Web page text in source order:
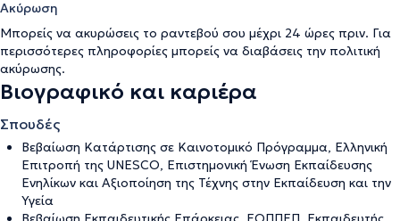
Ακύρωση
Μπορείς να ακυρώσεις το ραντεβού σου μέχρι 24 ώρες πριν. Για
περισσότερες πληροφορίες μπορείς να διαβάσεις την πολιτική
ακύρωσης.
Βιογραφικό και καριέρα
Σπουδές
Βεβαίωση Κατάρτισης σε Καινοτομικό Πρόγραμμα, Ελληνική
Επιτροπή της UNESCO, Επιστημονική Ένωση Εκπαίδευσης
Ενηλίκων και Αξιοποίηση της Τέχνης στην Εκπαίδευση και την
Υγεία